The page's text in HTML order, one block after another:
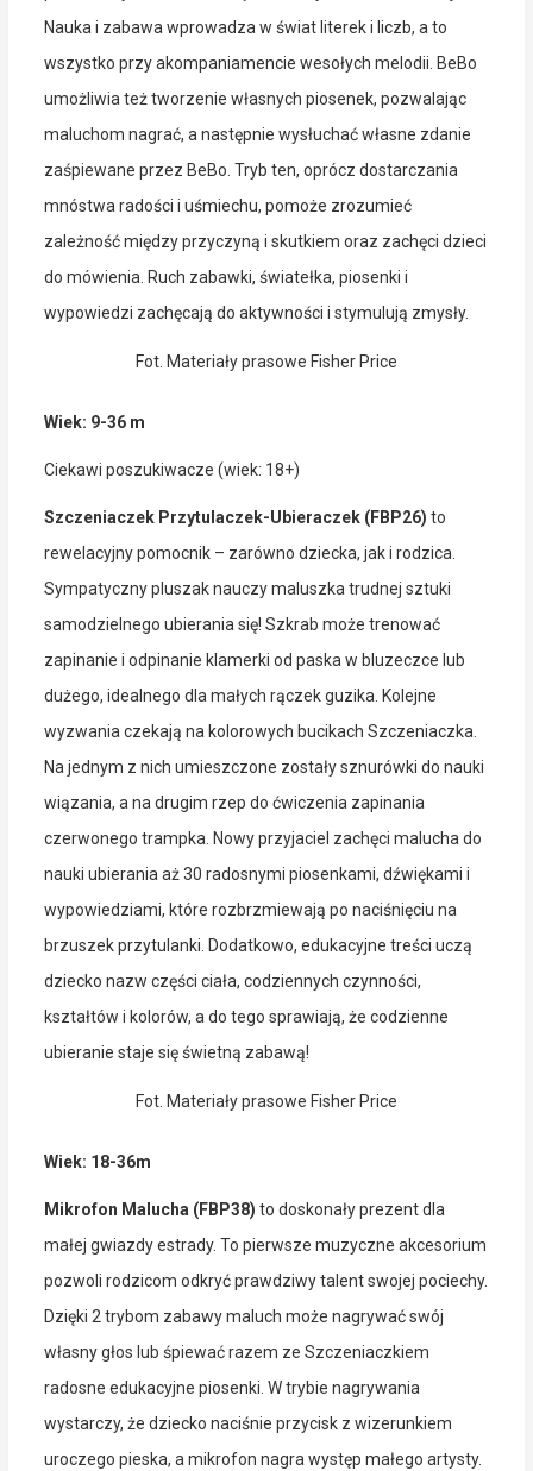
Nauka i zabawa wprowadza w świat literek i liczb, a to
wszystko przy akompaniamencie wesołych melodii. BeBo
umożliwia też tworzenie własnych piosenek, pozwalając
maluchom nagrać, a następnie wysłuchać własne zdanie
zaśpiewane przez BeBo. Tryb ten, oprócz dostarczania
mnóstwa radości i uśmiechu, pomoże zrozumieć
zależność między przyczyną i skutkiem oraz zachęci dzieci
do mówienia. Ruch zabawki, światełka, piosenki i
wypowiedzi zachęcają do aktywności i stymulują zmysły.
Fot. Materiały prasowe Fisher Price
Wiek: 9-36 m
Ciekawi poszukiwacze (wiek: 18+)
Szczeniaczek Przytulaczek-Ubieraczek (FBP26) to
rewelacyjny pomocnik – zarówno dziecka, jak i rodzica.
Sympatyczny pluszak nauczy maluszka trudnej sztuki
samodzielnego ubierania się! Szkrab może trenować
zapinanie i odpinanie klamerki od paska w bluzeczce lub
dużego, idealnego dla małych rączek guzika. Kolejne
wyzwania czekają na kolorowych bucikach Szczeniaczka.
Na jednym z nich umieszczone zostały sznurówki do nauki
wiązania, a na drugim rzep do ćwiczenia zapinania
czerwonego trampka. Nowy przyjaciel zachęci malucha do
nauki ubierania aż 30 radosnymi piosenkami, dźwiękami i
wypowiedziami, które rozbrzmiewają po naciśnięciu na
brzuszek przytulanki. Dodatkowo, edukacyjne treści uczą
dziecko nazw części ciała, codziennych czynności,
kształtów i kolorów, a do tego sprawiają, że codzienne
ubieranie staje się świetną zabawą!
Fot. Materiały prasowe Fisher Price
Wiek: 18-36m
Mikrofon Malucha (FBP38) to doskonały prezent dla
małej gwiazdy estrady. To pierwsze muzyczne akcesorium
pozwoli rodzicom odkryć prawdziwy talent swojej pociechy.
Dzięki 2 trybom zabawy maluch może nagrywać swój
własny głos lub śpiewać razem ze Szczeniaczkiem
radosne edukacyjne piosenki. W trybie nagrywania
wystarczy, że dziecko naciśnie przycisk z wizerunkiem
uroczego pieska, a mikrofon nagra występ małego artysty.